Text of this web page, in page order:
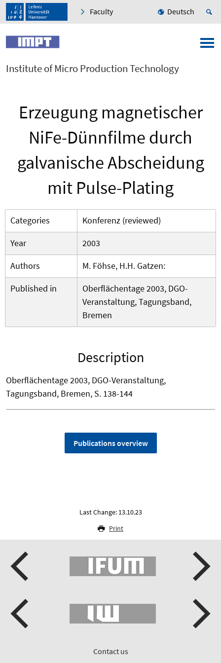
Faculty Deutsch
Institute of Micro Production Technology
Erzeugung magnetischer
NiFe-Dünnfilme durch
galvanische Abscheidung
mit Pulse-Plating
Categories
Konferenz (reviewed)
Year
2003
Authors
M. Föhse, H.H. Gatzen:
Published in
Oberflächentage 2003, DGO-
Veranstaltung, Tagungsband,
Bremen
Description
Oberflächentage 2003, DGO-Veranstaltung,
Tagungsband, Bremen, S. 138-144
Publications overview
Last Change: 13.10.23
Print
Contact us